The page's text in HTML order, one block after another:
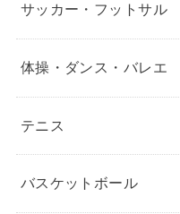
サッカー・フットサル
体操・ダンス・バレエ
テニス
バスケットボール